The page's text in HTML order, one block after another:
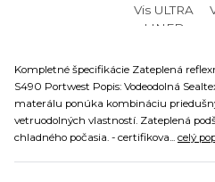
Kompletné špecifikácie Zateplená
S490 Portwest Popis: Vodeodolná
materálu ponúka kombináciu
vetruodolných vlastností. Zateplená
chladného počasia. - certifikova... celý